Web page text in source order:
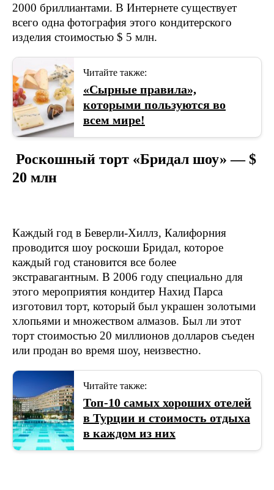
2000 бриллиантами. В Интернете существует
всего одна фотография этого кондитерского
изделия стоимостью $ 5 млн.
Читайте также:
«Сырные правила»,
которыми пользуются во
всем мире!
Роскошный торт «Бридал шоу» — $
20 млн
Каждый год в Беверли-Хиллз, Калифорния
проводится шоу роскоши Бридал, которое
каждый год становится все более
экстравагантным. В 2006 году специально для
этого мероприятия кондитер Нахид Парса
изготовил торт, который был украшен золотыми
хлопьями и множеством алмазов. Был ли этот
торт стоимостью 20 миллионов долларов съеден
или продан во время шоу, неизвестно.
Читайте также:
Топ-10 самых хороших отелей
в Турции и стоимость отдыха
в каждом из них